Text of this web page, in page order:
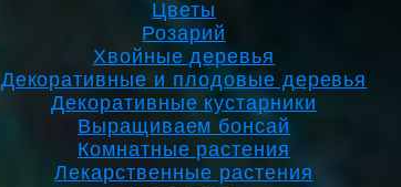
Цветы
Розарий
Хвойные деревья
Декоративные и плодовые деревья
Декоративные кустарники
Выращиваем бонсай
Комнатные растения
Лекарственные растения